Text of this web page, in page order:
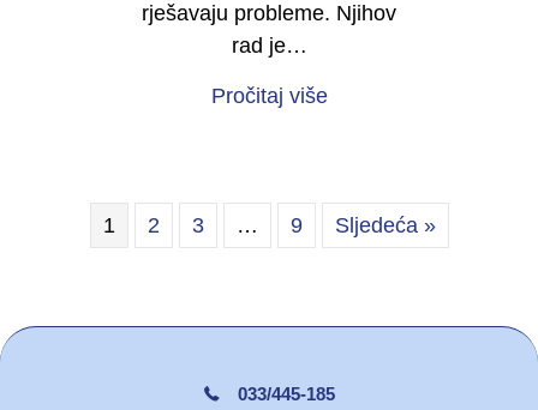
rješavaju probleme. Njihov
rad je…
Pročitaj višeabout Počinje
1 2 3 … 9 Sljedeća »
033/445-185